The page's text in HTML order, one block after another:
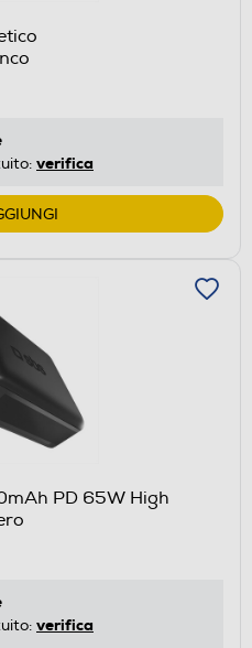
verifica
PD 65W High
verifica